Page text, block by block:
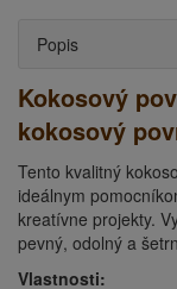
Popis
Kokosový
kokosový
Tento kvalitný
ideálnym
kreatívne projekty.
pevný, odolný a
Vlastnosti: